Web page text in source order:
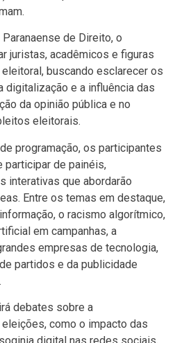
de Direito, o
juristas, acadêmicos e figuras
buscando esclarecer os
e a influência das
da opinião pública e no
eleitorais.
programação, os participantes
participar de painéis,
interativas que abordarão
Entre os temas em destaque,
o racismo algorítmico,
em campanhas, a
empresas de tecnologia,
partidos e da publicidade
debates sobre a
como o impacto das